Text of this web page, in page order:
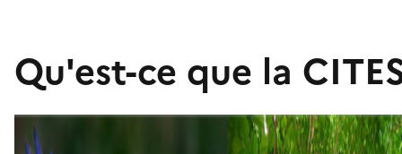
Qu'est-ce que la